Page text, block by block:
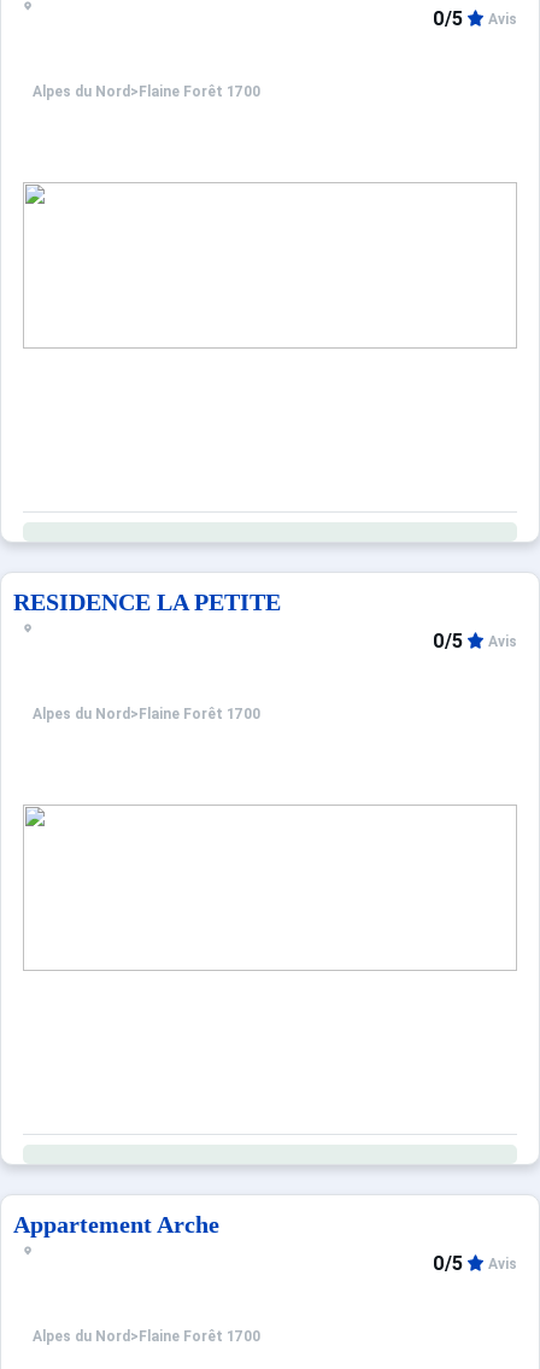
Alpes du Nord > Flaine Forêt 1700
0/5 Avis
RESIDENCE LA PETITE
Alpes du Nord > Flaine Forêt 1700
0/5 Avis
Appartement Arche
Alpes du Nord > Flaine Forêt 1700
0/5 Avis